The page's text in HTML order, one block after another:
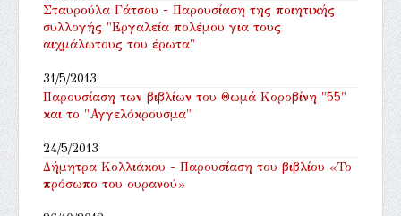
Σταυρούλα Γάτσου - Παρουσίαση της ποιητικής
συλλογής "Εργαλεία πολέμου για τους
αιχμάλωτους του έρωτα"
31/5/2013
Παρουσίαση των βιβλίων του Θωμά Κοροβίνη "55"
και το "Αγγελόκρουσμα"
24/5/2013
Δήμητρα Κολλιάκου - Παρουσίαση του βιβλίου «Το
πρόσωπο του ουρανού»